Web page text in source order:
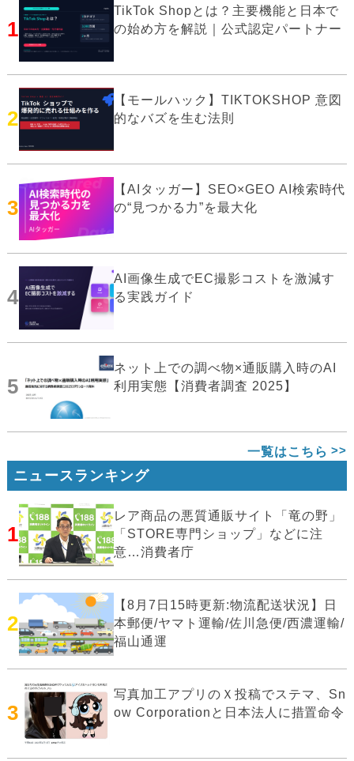
1
TikTok Shopとは？主要機能と日本で
の始め方を解説｜公式認定パートナー
2
【モールハック】TIKTOKSHOP 意図
的なバズを生む法則
3
【AIタッガー】SEO×GEO AI検索時代
の“見つかる力”を最大化
4
AI画像生成でEC撮影コストを激減す
る実践ガイド
5
ネット上での調べ物×通販購入時のAI
利用実態【消費者調査 2025】
一覧はこちら
ニュースランキング
1
レア商品の悪質通販サイト「竜の野」
「STORE専門ショップ」などに注
意…消費者庁
2
【8月7日15時更新:物流配送状況】日
本郵便/ヤマト運輸/佐川急便/西濃運輸/
福山通運
3
写真加工アプリのＸ投稿でステマ、Sn
ow Corporationと日本法人に措置命令